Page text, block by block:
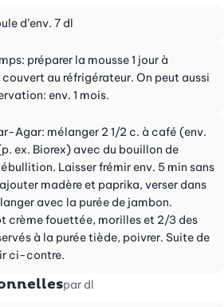
d’env. 7 dl
préparer la mousse 1 jour à
couvert au réfrigérateur. On peut aussi
env. 1 mois.
Agar: mélanger 2 1/2 c. à café (env.
ex. Biorex) avec du bouillon de
Laisser frémir env. 5 min sans
madère et paprika, verser dans
avec la purée de jambon.
crème fouettée, morilles et 2/3 des
à la purée tiède, poivrer. Suite de
ci-contre.
par dl